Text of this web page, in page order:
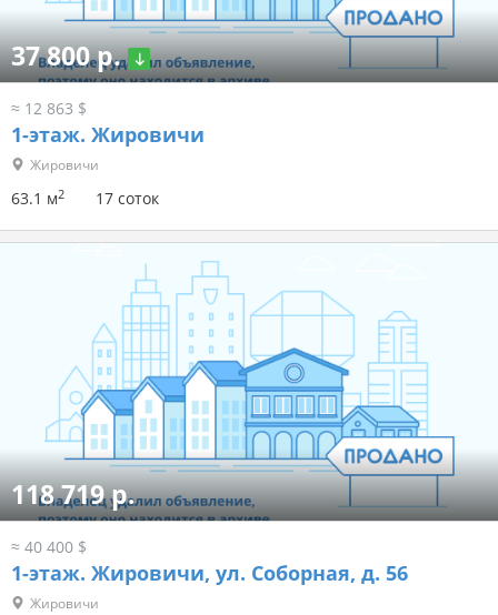
37 800 р.
≈ 12 863 $
1-этаж. Жировичи
Жировичи
63.1 м2 17 соток
118 719 р.
≈ 40 400 $
1-этаж. Жировичи, ул. Соборная, д. 56
Жировичи